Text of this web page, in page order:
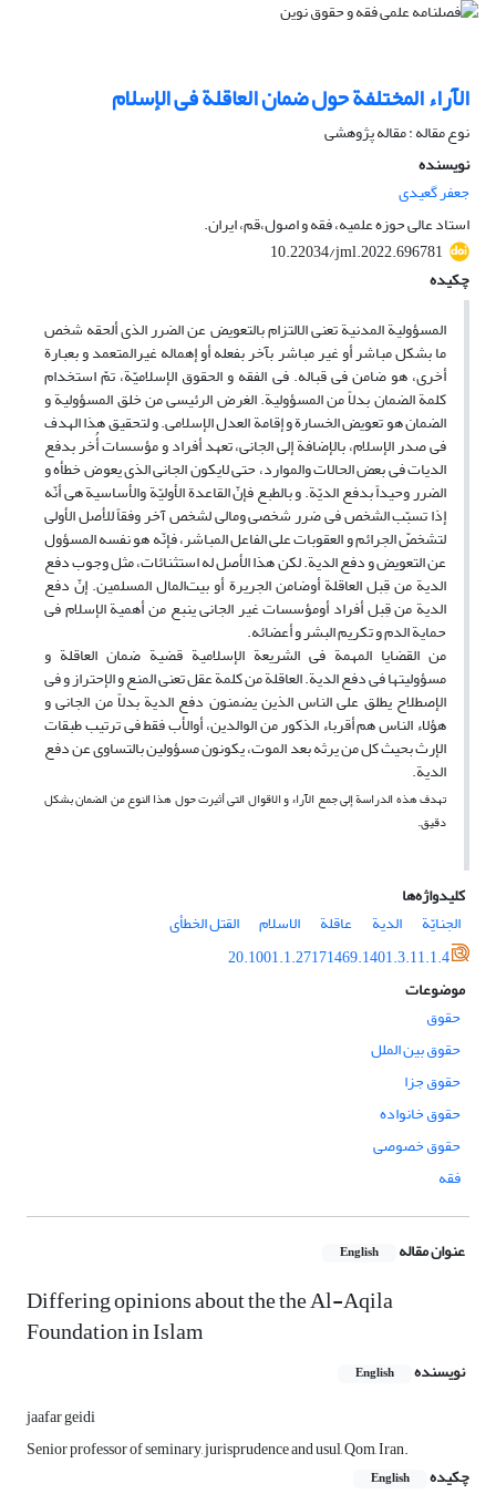
الآراء المختلفة حول ضمان العاقلة فی الإسلام
نوع مقاله : مقاله پژوهشی
نویسنده
جعفر گعیدی
استاد عالی حوزه علمیه، فقه و اصول،قم، ایران.
10.22034/jml.2022.696781
چکیده
المسؤولیة المدنیة تعنی الالتزام بالتعویض عن الضرر الذی ألحقه شخص
ما بشکل مباشر أو غیر مباشر بآخر بفعله أو إهماله غیرالمتعمد و بعبارة
أخرى، هو ضامن فی قباله. فی الفقه و الحقوق الإسلامیّة، تمّ استخدام
کلمة الضمان بدلاً من المسؤولیة. الغرض الرئیسی من خلق المسؤولیة و
الضمان هو تعویض الخسارة و إقامة العدل الإسلامی. و لتحقیق هذا الهدف
فی صدر الإسلام، بالإضافة إلى الجانی، تعهد أفراد و مؤسسات أُخر بدفع
الدیات فی بعض الحالات والموارد، حتى لایکون الجانی الذی یعوض خطأه و
الضرر وحیداً بدفع الدیّة. و بالطبع فإنّ القاعدة الأولیّة والأساسیة هی أنّه
إذا تسبّب الشخص فی ضرر شخصی ومالی لشخص آخر وفقاً للأصل الأولی
لتشخصّ الجرائم و العقوبات علی الفاعل المباشر، فإنّه هو نفسه المسؤول
عن التعویض و دفع الدیة. لکن هذا الأصل له استثنائات، مثل وجوب دفع
الدیة من قِبل العاقلة أوضامن الجریرة أو بیت‌المال المسلمین. إنّ دفع
الدیة من قِبل أفراد أومؤسسات غیر الجانی ینبع من أهمیة الإسلام فی
حمایة الدم و تکریم البشر و أعضائه.
من القضایا المهمة فی الشریعة الإسلامیة قضیة ضمان العاقلة و
مسؤولیتها فی دفع الدیة. العاقلة من کلمة عقل تعنی المنع و الإحتراز و فی
الإصطلاح یطلق على الناس الذین یضمنون دفع الدیة بدلاً من الجانی و
هؤلاء الناس هم أقرباء الذکور من الوالدین، أوالأب فقط فی ترتیب طبقات
الإرث بحیث کل من یرثه بعد الموت، یکونون مسؤولین بالتساوی عن دفع
الدیة.
تهدف هذه الدراسة إلى جمع الآراء و الاقوال التی أثیرت حول هذا النوع من الضمان بشکل
دقیق.
کلیدواژه‌ها
الجنایّة
الدیة عاقلة الاسلام
القتل الخطأی
20.1001.1.27171469.1401.3.11.1.4
موضوعات
حقوق
حقوق بین الملل
حقوق جزا
حقوق خانواده
حقوق خصوصی
فقه
عنوان مقاله English
Differing opinions about the the Al-Aqila
Foundation in Islam
نویسنده English
jaafar geidi
Senior professor of seminary, jurisprudence and usul, Qom, Iran.
چکیده
English